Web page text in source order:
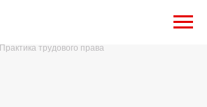
Практика трудового права